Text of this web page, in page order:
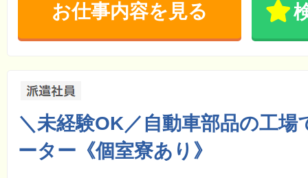
お仕事内容を見る
＼未経験OK／自動車部品の工場
ーター《個室寮あり》